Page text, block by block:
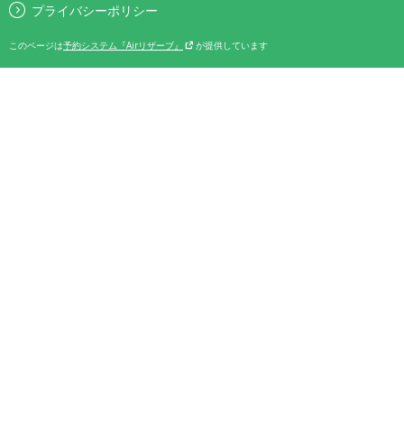
プライバシーポリシー
このページは予約システム『Airリザーブ』 が提供しています